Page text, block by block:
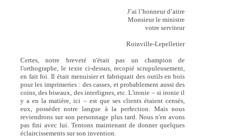
J’ai l’honneur d’aitre
Monsieur le ministre
votre serviteur
Roinville-Lepelletier
Certes, notre breveté n'était pas un champion de
l'orthographe, le texte ci-dessus, recopié scrupuleusement,
en fait foi. Il était menuisier et fabriquait des outils en bois
pour les imprimeries : des casses, et probablement aussi des
coins, des biseaux, des interlignes, etc. L'ironie – si ironie il
y a en la matière, ici – est que ses clients étaient censés,
eux, posséder notre langue à la perfection. Mais nous
reviendrons sur son personnage plus tard. Nous n'en avons
pas fini avec lui. Tentons maintenant de donner quelques
éclaircissements sur son invention.